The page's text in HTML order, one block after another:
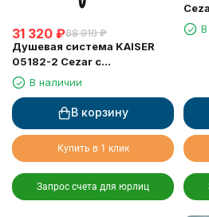
31 320 ₽68 910 ₽
Душевая система KAISER
05182-2 Cezar с
термостатом 6282
В наличии
В корзину
Купить в 1 клик
Запрос счета для юрлиц